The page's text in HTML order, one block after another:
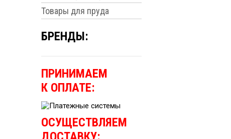
Товары для пруда
БРЕНДЫ:
ПРИНИМАЕМ
К ОПЛАТЕ:
ОСУЩЕСТВЛЯЕМ